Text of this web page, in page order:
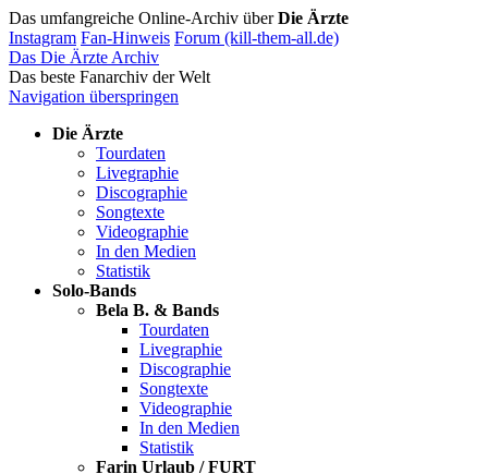
Das umfangreiche Online-Archiv überDie Ärzte
Instagram Fan-Hinweis Forum (kill-them-all.de)
Das Die Ärzte Archiv
Das beste Fanarchiv der Welt
Navigation überspringen
Die Ärzte
Tourdaten
Livegraphie
Discographie
Songtexte
Videographie
In den Medien
Statistik
Solo-Bands
Bela B. & Bands
Tourdaten
Livegraphie
Discographie
Songtexte
Videographie
In den Medien
Statistik
Farin Urlaub / FURT